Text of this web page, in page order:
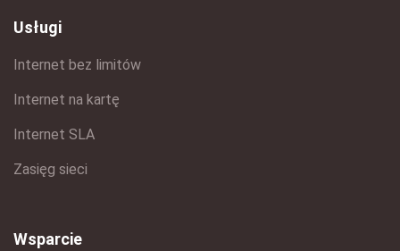
Usługi
Internet bez limitów
Internet na kartę
Internet SLA
Zasięg sieci
Wsparcie